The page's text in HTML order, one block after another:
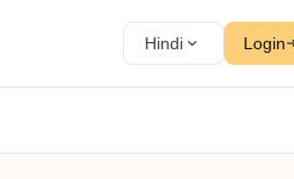
Hindi Login